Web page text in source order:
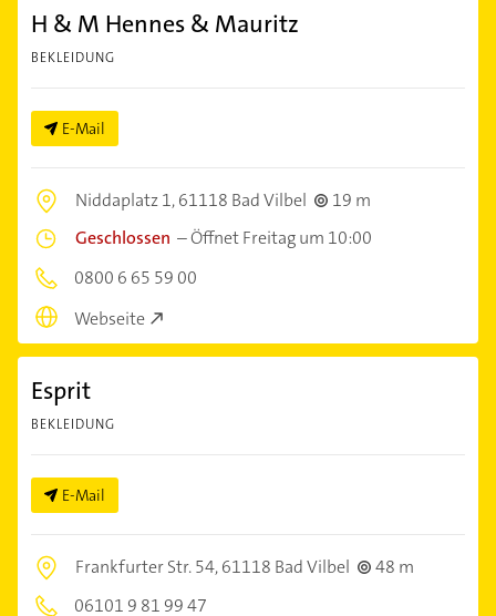
H & M Hennes & Mauritz
BEKLEIDUNG
E-Mail
Niddaplatz 1,61118 Bad Vilbel
19 m
Geschlossen –Öffnet Freitag um 10:00
0800 6 65 59 00
Webseite
Esprit
BEKLEIDUNG
E-Mail
Frankfurter Str. 54,61118 Bad Vilbel
48 m
06101 9 81 99 47